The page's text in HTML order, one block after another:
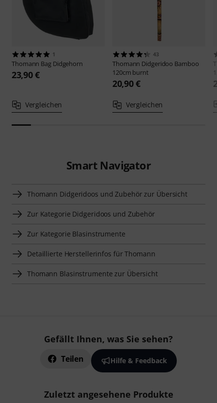
1
Thomann Bag Didgehorn
23,90 €
Vergleichen
43
Thomann Didgeridoo Bamboo
120cm burnt
20,90 €
Vergleichen
Smart Navigator
Thomann Didgeridoos und Zubehör zur Übersicht
Zur Kategorie Didgeridoos und Zubehör
Zur Kategorie Blasinstrumente
Detaillierte Herstellerinfos für Thomann
Thomann Blasinstrumente zur Übersicht
Gefällt Ihnen, was Sie sehen?
Teilen Hilfe & Feedback
Zuletzt angesehene Produkte